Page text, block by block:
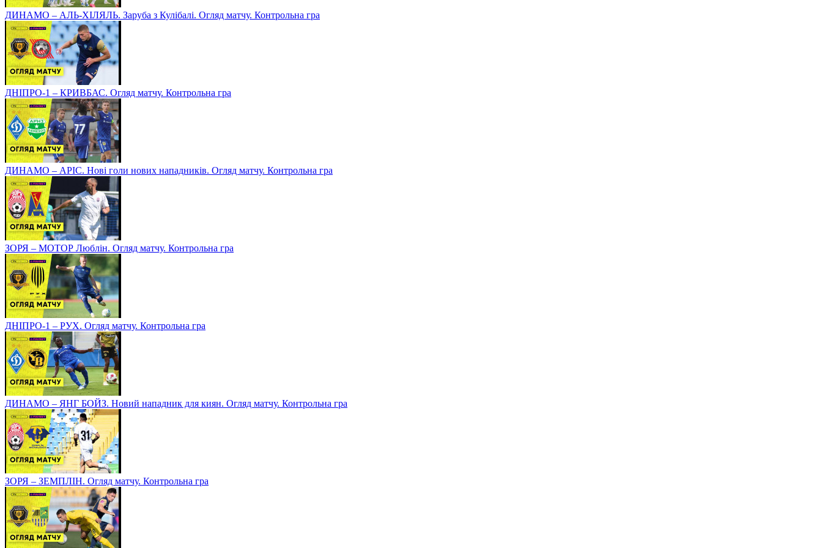
ДИНАМО – АЛЬ-ХІЛЯЛЬ. Заруба з Кулібалі. Огляд матчу. Контрольна гра
ДНІПРО-1 – КРИВБАС. Огляд матчу. Контрольна гра
ДИНАМО – АРІС. Нові голи нових нападників. Огляд матчу. Контрольна гра
ЗОРЯ – МОТОР Люблін. Огляд матчу. Контрольна гра
ДНІПРО-1 – РУХ. Огляд матчу. Контрольна гра
ДИНАМО – ЯНГ БОЙЗ. Новий нападник для киян. Огляд матчу. Контрольна гра
ЗОРЯ – ЗЕМПЛІН. Огляд матчу. Контрольна гра